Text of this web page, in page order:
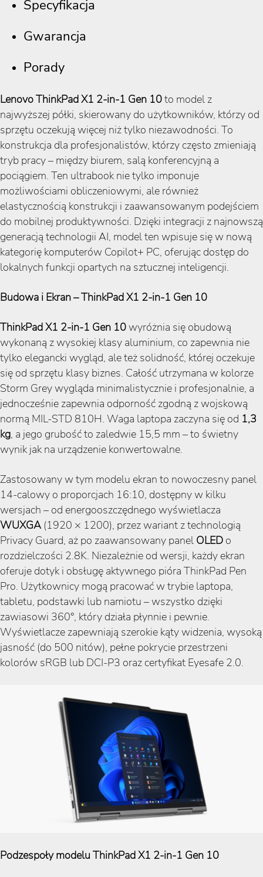
Specyfikacja
Gwarancja
Porady
Lenovo ThinkPad X1 2-in-1 Gen 10to model z
najwyższej półki, skierowany do użytkowników, którzy od
sprzętu oczekują więcej niż tylko niezawodności. To
konstrukcja dla profesjonalistów, którzy często zmieniają
tryb pracy – między biurem, salą konferencyjną a
pociągiem. Ten ultrabook nie tylko imponuje
możliwościami obliczeniowymi, ale również
elastycznością konstrukcji i zaawansowanym podejściem
do mobilnej produktywności. Dzięki integracji z najnowszą
generacją technologii AI, model ten wpisuje się w nową
kategorię komputerów Copilot+ PC, oferując dostęp do
lokalnych funkcji opartych na sztucznej inteligencji.
Budowa i Ekran – ThinkPad X1 2-in-1 Gen 10
ThinkPad X1 2-in-1 Gen 10wyróżnia się obudową
wykonaną z wysokiej klasy aluminium, co zapewnia nie
tylko elegancki wygląd, ale też solidność, której oczekuje
się od sprzętu klasy biznes. Całość utrzymana w kolorze
Storm Grey wygląda minimalistycznie i profesjonalnie, a
jednocześnie zapewnia odporność zgodną z wojskową
normą MIL-STD 810H. Waga laptopa zaczyna się od 1,3
kg, a jego grubość to zaledwie 15,5 mm – to świetny
wynik jak na urządzenie konwertowalne.
Zastosowany w tym modelu ekran to nowoczesny panel
14-calowy o proporcjach 16:10, dostępny w kilku
wersjach – od energooszczędnego wyświetlacza
WUXGA (1920 × 1200), przez wariant z technologią
Privacy Guard, aż po zaawansowany panel OLED o
rozdzielczości 2.8K. Niezależnie od wersji, każdy ekran
oferuje dotyk i obsługę aktywnego pióra ThinkPad Pen
Pro. Użytkownicy mogą pracować w trybie laptopa,
tabletu, podstawki lub namiotu – wszystko dzięki
zawiasowi 360°, który działa płynnie i pewnie.
Wyświetlacze zapewniają szerokie kąty widzenia, wysoką
jasność (do 500 nitów), pełne pokrycie przestrzeni
kolorów sRGB lub DCI-P3 oraz certyfikat Eyesafe 2.0.
Podzespoły modelu ThinkPad X1 2-in-1 Gen 10